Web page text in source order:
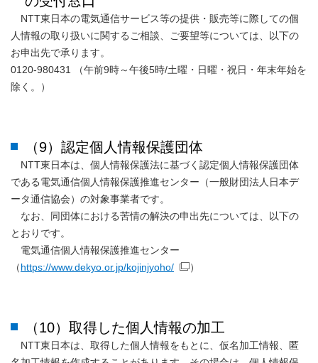
NTT東日本の電気通信サービス等の提供・販売等に際しての個
人情報の取り扱いに関するご相談、ご要望等については、以下の
お申出先で承ります。
0120-980431 （午前9時～午後5時/土曜・日曜・祝日・年末年始を
除く。）
（9）認定個人情報保護団体
NTT東日本は、個人情報保護法に基づく認定個人情報保護団体
である電気通信個人情報保護推進センター（一般財団法人日本デ
ータ通信協会）の対象事業者です。
なお、同団体における苦情の解決の申出先については、以下の
とおりです。
電気通信個人情報保護推進センター
（https://www.dekyo.or.jp/kojinjyoho/ ）
（10）取得した個人情報の加工
NTT東日本は、取得した個人情報をもとに、仮名加工情報、匿